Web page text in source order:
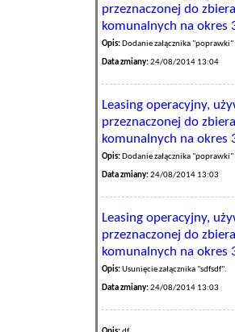
przeznaczonej do
komunalnych na okres
Opis: Dodanie załącznika "poprawki"
Data zmiany:24/08/2014 13:04
Leasing operacyjny,
przeznaczonej do
komunalnych na okres
Opis: Dodanie załącznika "poprawki"
Data zmiany:24/08/2014 13:03
Leasing operacyjny,
przeznaczonej do
komunalnych na okres
Opis:Usunięcie załącznika "sdfsdf".
Data zmiany:24/08/2014 13:03